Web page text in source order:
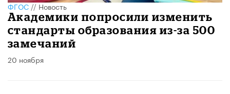
ФГОС//Новость
Академики попросили изменить
стандарты образования из-за 500
замечаний
20 ноября